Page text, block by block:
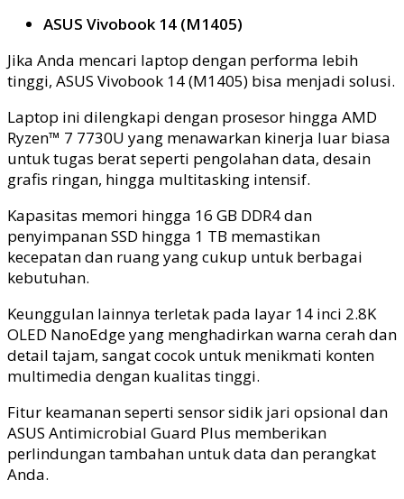
ASUS Vivobook 14 (M1405)
Jika Anda mencari laptop dengan performa lebih
tinggi, ASUS Vivobook 14 (M1405) bisa menjadi solusi.
Laptop ini dilengkapi dengan prosesor hingga AMD
Ryzen™ 7 7730U yang menawarkan kinerja luar biasa
untuk tugas berat seperti pengolahan data, desain
grafis ringan, hingga multitasking intensif.
Kapasitas memori hingga 16 GB DDR4 dan
penyimpanan SSD hingga 1 TB memastikan
kecepatan dan ruang yang cukup untuk berbagai
kebutuhan.
Keunggulan lainnya terletak pada layar 14 inci 2.8K
OLED NanoEdge yang menghadirkan warna cerah dan
detail tajam, sangat cocok untuk menikmati konten
multimedia dengan kualitas tinggi.
Fitur keamanan seperti sensor sidik jari opsional dan
ASUS Antimicrobial Guard Plus memberikan
perlindungan tambahan untuk data dan perangkat
Anda.